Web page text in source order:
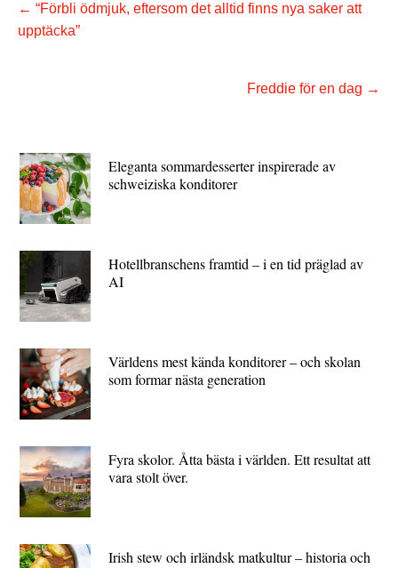
← “Förbli ödmjuk, eftersom det alltid finns nya saker att
upptäcka”
Freddie för en dag →
Eleganta sommardesserter inspirerade av
schweiziska konditorer
Hotellbranschens framtid – i en tid präglad av
AI
Världens mest kända konditorer – och skolan
som formar nästa generation
Fyra skolor. Åtta bästa i världen. Ett resultat att
vara stolt över.
Irish stew och irländsk matkultur – historia och